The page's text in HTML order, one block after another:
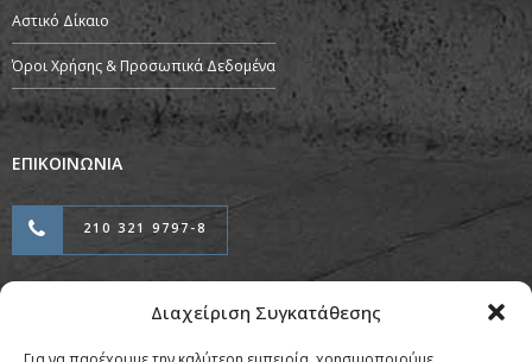
Διαχείριση Συγκατάθεσης
Αστικό Δίκαιο
Όροι Χρήσης & Προσωπικά Δεδομένα
ΕΠΙΚΟΙΝΩΝΙΑ
210 321 9797-8
Προσαρμογή & Φιλοξενία από την